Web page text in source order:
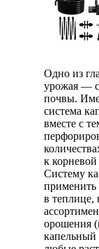
Одно из
урожая —
почвы.
система
вместе с
к корневой
Систему
применить
в теплице,
орошения
капельный